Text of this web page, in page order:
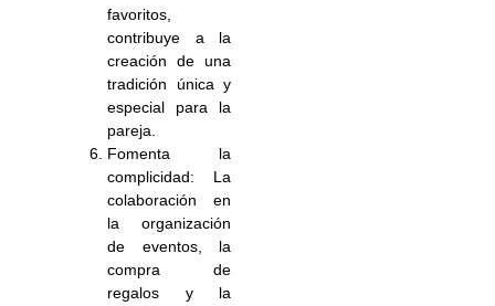
favoritos,
contribuye a la
creación de una
tradición única y
especial para la
pareja.
Fomenta la
complicidad: La
colaboración en
la organización
de eventos, la
compra de
regalos y la